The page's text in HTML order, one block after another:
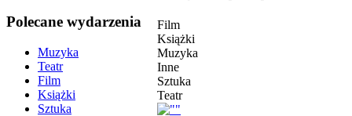
Polecane wydarzenia
Muzyka
Teatr
Film
Książki
Sztuka
Film
Książki
Muzyka
Inne
Sztuka
Teatr